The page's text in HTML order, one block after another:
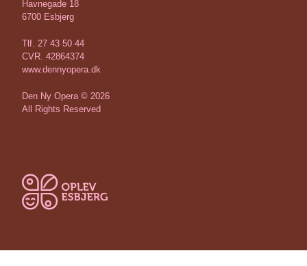
Havnegade 18
6700 Esbjerg
Tlf. 27 43 50 44
CVR. 42864374
www.dennyopera.dk
Den Ny Opera © 2026
All Rights Reserved